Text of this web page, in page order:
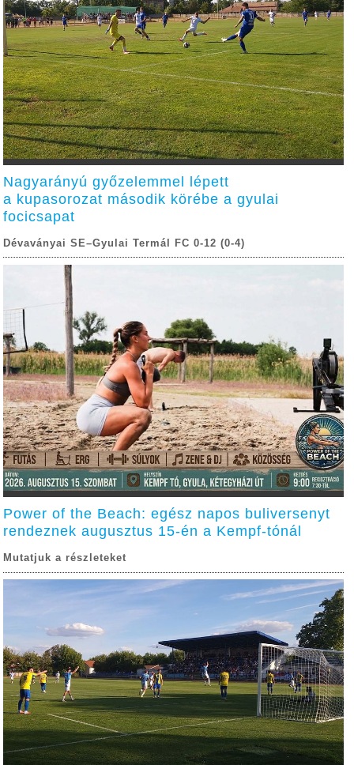
Nagyarányú győzelemmel lépett
a kupasorozat második körébe a gyulai
focicsapat
Dévaványai SE–Gyulai Termál FC 0-12 (0-4)
Power of the Beach: egész napos buliversenyt
rendeznek augusztus 15-én a Kempf-tónál
Mutatjuk a részleteket